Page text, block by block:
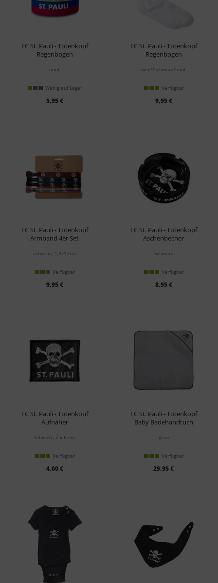
FC St. Pauli - Totenkopf
Regenbogen
bunt
Wenig auf Lager
5,95 €
FC St. Pauli - Totenkopf
Regenbogen
weiß/schwarz/bunt
Verfügbar
9,95 €
FC St. Pauli - Totenkopf
Armband 4er Set
schwarz, 1,3x17cm
Verfügbar
9,95 €
FC St. Pauli - Totenkopf
Aschenbecher
Schwarz
Verfügbar
8,95 €
FC St. Pauli - Totenkopf
Aufnäher
Schwarz, 7 x 6 cm
Verfügbar
4,00 €
FC St. Pauli - Totenkopf
Baby Badehandtuch
grau
Verfügbar
29,95 €